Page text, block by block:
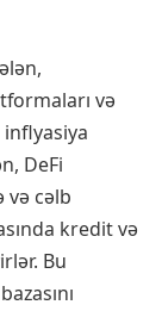
və
DeFi
və cəlb
kredit və
Bu